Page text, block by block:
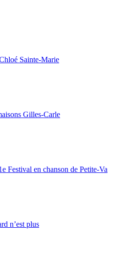
Sainte-Marie
Gilles-Carle
Festival en chanson de Petite-Va
n’est plus